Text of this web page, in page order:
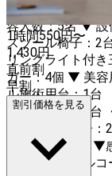
ラオケ、激しいダンスは禁止で
容人数：5名 ▼ 設備 ・エアコン ・お手洗い ・キッチン ・
スツール椅子：2
リングライト付き
ガー：4個 ▼ 美容用備品 ・美容施術用ベッド：1台 ・ネイ
ル施術用台：1台
イルライト：1台 ・ヨガマ
ル：1台 ・椅子：2脚
・置時計：1つ ▼感染症対策 ・換気可（窓あり） ・除菌グ
ッズ設置（アルコ
1時間550円〜
1,430円
直前割
早割
割引価格を見る